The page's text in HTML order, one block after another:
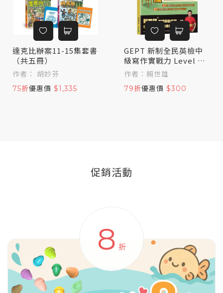
達克比辦案11-15集套書
（共五冊）
作者： 胡妙芬
75折優惠價 $1,335
GEPT 新制全民英檢中
級寫作實戰力 Level U
p！
作者：賴世雄
79折優惠價 $300
促銷活動
8 折